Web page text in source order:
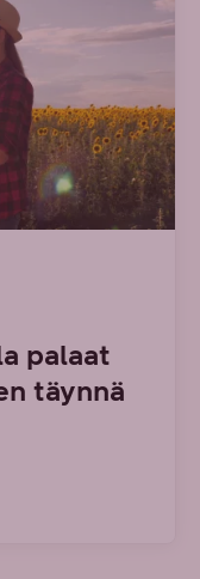
palaat
täynnä